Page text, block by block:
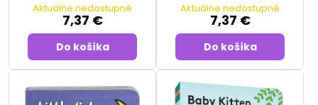
Aktuálne nedostupné
7,37 €
Do košíka
Aktuálne nedostupné
7,37 €
Do košíka